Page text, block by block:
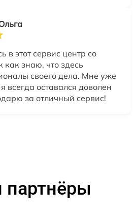
в этот сервис центр со
как знаю, что здесь
своего дела. Мне уже
всегда оставался доволен
за отличный сервис!